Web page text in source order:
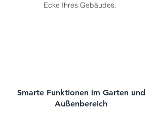
Ecke Ihres Gebäudes.
Smarte Funktionen im Garten und
Außenbereich